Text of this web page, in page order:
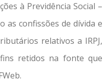
à Previdência Social –
as confissões de dívida e
relativos a IRPJ,
retidos na fonte que